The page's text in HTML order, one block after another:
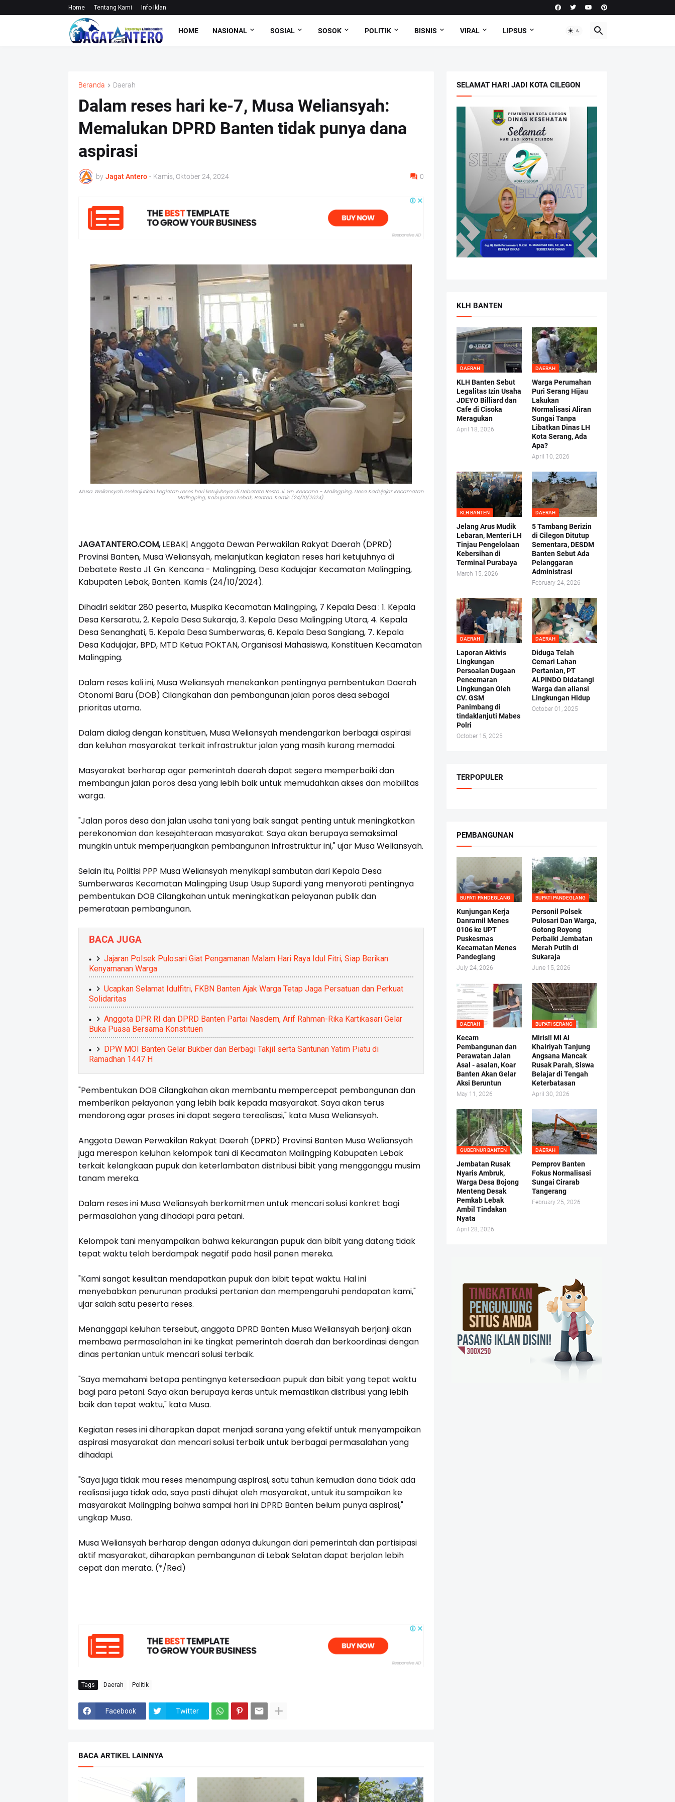
Home Tentang Kami Info Iklan
HOME NASIONAL SOSIAL SOSOK POLITIK BISNIS VIRAL LIPSUS
Beranda Daerah
Dalam reses hari ke-7, Musa Weliansyah:
Memalukan DPRD Banten tidak punya dana
aspirasi
by Jagat Antero - Kamis, Oktober 24, 2024 0
Musa Weliansyah melanjutkan kegiatan reses hari ketujuhnya di Debatete Resto Jl. Gn. Kencana - Malingping, Desa Kadujajar Kecamatan
Malingping, Kabupaten Lebak, Banten. Kamis (24/10/2024).
JAGATANTERO.COM,LEBAK| Anggota Dewan Perwakilan Rakyat Daerah (DPRD)
Provinsi Banten, Musa Weliansyah, melanjutkan kegiatan reses hari ketujuhnya di
Debatete Resto Jl. Gn. Kencana - Malingping, Desa Kadujajar Kecamatan Malingping,
Kabupaten Lebak, Banten. Kamis (24/10/2024).
Dihadiri sekitar 280 peserta, Muspika Kecamatan Malingping, 7 Kepala Desa : 1. Kepala
Desa Kersaratu, 2. Kepala Desa Sukaraja, 3. Kepala Desa Malingping Utara, 4. Kepala
Desa Senanghati, 5. Kepala Desa Sumberwaras, 6. Kepala Desa Sangiang, 7. Kepala
Desa Kadujajar, BPD, MTD Ketua POKTAN, Organisasi Mahasiswa, Konstituen Kecamatan
Malingping.
Dalam reses kali ini, Musa Weliansyah menekankan pentingnya pembentukan Daerah
Otonomi Baru (DOB) Cilangkahan dan pembangunan jalan poros desa sebagai
prioritas utama.
Dalam dialog dengan konstituen, Musa Weliansyah mendengarkan berbagai aspirasi
dan keluhan masyarakat terkait infrastruktur jalan yang masih kurang memadai.
Masyarakat berharap agar pemerintah daerah dapat segera memperbaiki dan
membangun jalan poros desa yang lebih baik untuk memudahkan akses dan mobilitas
warga.
"Jalan poros desa dan jalan usaha tani yang baik sangat penting untuk meningkatkan
perekonomian dan kesejahteraan masyarakat. Saya akan berupaya semaksimal
mungkin untuk memperjuangkan pembangunan infrastruktur ini," ujar Musa Weliansyah.
Selain itu, Politisi PPP Musa Weliansyah menyikapi sambutan dari Kepala Desa
Sumberwaras Kecamatan Malingping Usup Usup Supardi yang menyoroti pentingnya
pembentukan DOB Cilangkahan untuk meningkatkan pelayanan publik dan
pemerataan pembangunan.
BACA JUGA
Jajaran Polsek Pulosari Giat Pengamanan Malam Hari Raya Idul Fitri, Siap Berikan
Kenyamanan Warga
Ucapkan Selamat Idulfitri, FKBN Banten Ajak Warga Tetap Jaga Persatuan dan Perkuat
Solidaritas
Anggota DPR RI dan DPRD Banten Partai Nasdem, Arif Rahman-Rika Kartikasari Gelar
Buka Puasa Bersama Konstituen
DPW MOI Banten Gelar Bukber dan Berbagi Takjil serta Santunan Yatim Piatu di
Ramadhan 1447 H
"Pembentukan DOB Cilangkahan akan membantu mempercepat pembangunan dan
memberikan pelayanan yang lebih baik kepada masyarakat. Saya akan terus
mendorong agar proses ini dapat segera terealisasi," kata Musa Weliansyah.
Anggota Dewan Perwakilan Rakyat Daerah (DPRD) Provinsi Banten Musa Weliansyah
juga merespon keluhan kelompok tani di Kecamatan Malingping Kabupaten Lebak
terkait kelangkaan pupuk dan keterlambatan distribusi bibit yang mengganggu musim
tanam mereka.
Dalam reses ini Musa Weliansyah berkomitmen untuk mencari solusi konkret bagi
permasalahan yang dihadapi para petani.
Kelompok tani menyampaikan bahwa kekurangan pupuk dan bibit yang datang tidak
tepat waktu telah berdampak negatif pada hasil panen mereka.
"Kami sangat kesulitan mendapatkan pupuk dan bibit tepat waktu. Hal ini
menyebabkan penurunan produksi pertanian dan mempengaruhi pendapatan kami,"
ujar salah satu peserta reses.
Menanggapi keluhan tersebut, anggota DPRD Banten Musa Weliansyah berjanji akan
membawa permasalahan ini ke tingkat pemerintah daerah dan berkoordinasi dengan
dinas pertanian untuk mencari solusi terbaik.
"Saya memahami betapa pentingnya ketersediaan pupuk dan bibit yang tepat waktu
bagi para petani. Saya akan berupaya keras untuk memastikan distribusi yang lebih
baik dan tepat waktu," kata Musa.
Kegiatan reses ini diharapkan dapat menjadi sarana yang efektif untuk menyampaikan
aspirasi masyarakat dan mencari solusi terbaik untuk berbagai permasalahan yang
dihadapi.
"Saya juga tidak mau reses menampung aspirasi, satu tahun kemudian dana tidak ada
realisasi juga tidak ada, saya pasti dihujat oleh masyarakat, untuk itu sampaikan ke
masyarakat Malingping bahwa sampai hari ini DPRD Banten belum punya aspirasi,"
ungkap Musa.
Musa Weliansyah berharap dengan adanya dukungan dari pemerintah dan partisipasi
aktif masyarakat, diharapkan pembangunan di Lebak Selatan dapat berjalan lebih
cepat dan merata. (*/Red)
Tags Daerah Politik
Facebook Twitter
BACA ARTIKEL LAINNYA
SELAMAT HARI JADI KOTA CILEGON
KLH BANTEN
DAERAH
KLH Banten Sebut
Legalitas Izin Usaha
JDEYO Billiard dan
Cafe di Cisoka
Meragukan
April 18, 2026
DAERAH
Warga Perumahan
Puri Serang Hijau
Lakukan
Normalisasi Aliran
Sungai Tanpa
Libatkan Dinas LH
Kota Serang, Ada
Apa?
April 10, 2026
KLH BANTEN
Jelang Arus Mudik
Lebaran, Menteri LH
Tinjau Pengelolaan
Kebersihan di
Terminal Purabaya
March 15, 2026
DAERAH
5 Tambang Berizin
di Cilegon Ditutup
Sementara, DESDM
Banten Sebut Ada
Pelanggaran
Administrasi
February 24, 2026
DAERAH
Laporan Aktivis
Lingkungan
Persoalan Dugaan
Pencemaran
Lingkungan Oleh
CV. GSM
Panimbang di
tindaklanjuti Mabes
Polri
October 15, 2025
DAERAH
Diduga Telah
Cemari Lahan
Pertanian, PT
ALPINDO Didatangi
Warga dan aliansi
Lingkungan Hidup
October 01, 2025
TERPOPULER
PEMBANGUNAN
BUPATI PANDEGLANG
Kunjungan Kerja
Danramil Menes
0106 ke UPT
Puskesmas
Kecamatan Menes
Pandeglang
July 24, 2026
BUPATI PANDEGLANG
Personil Polsek
Pulosari Dan Warga,
Gotong Royong
Perbaiki Jembatan
Merah Putih di
Sukaraja
June 15, 2026
DAERAH
Kecam
Pembangunan dan
Perawatan Jalan
Asal - asalan, Koar
Banten Akan Gelar
Aksi Beruntun
May 11, 2026
BUPATI SERANG
Miris!! MI Al
Khairiyah Tanjung
Angsana Mancak
Rusak Parah, Siswa
Belajar di Tengah
Keterbatasan
April 30, 2026
GUBERNUR BANTEN
Jembatan Rusak
Nyaris Ambruk,
Warga Desa Bojong
Menteng Desak
Pemkab Lebak
Ambil Tindakan
Nyata
April 28, 2026
DAERAH
Pemprov Banten
Fokus Normalisasi
Sungai Cirarab
Tangerang
February 25, 2026